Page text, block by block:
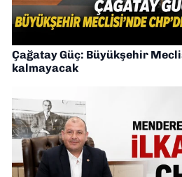
Çağatay Güç: Büyükşehir
kalmayacak